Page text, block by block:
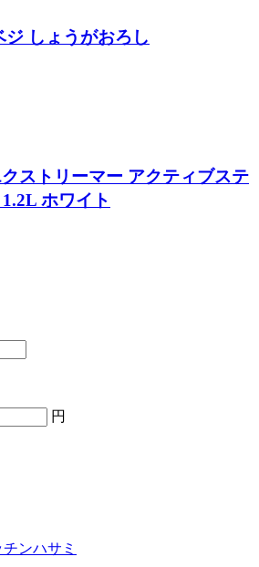
ジ しょうがおろし
ストリーマー アクティブステ
ホワイト
円
ンハサミ